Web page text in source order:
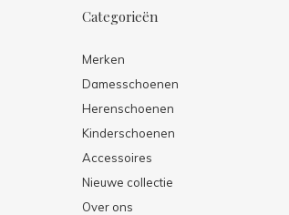
Categorieën
Merken
Damesschoenen
Herenschoenen
Kinderschoenen
Accessoires
Nieuwe collectie
Over ons